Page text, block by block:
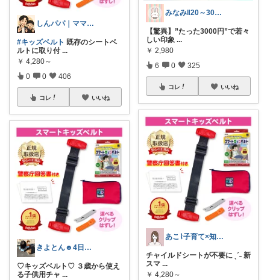
しんパパ｜ママ溺愛中
#キッズベルト 既存のシートベ
ルトに取り付 ...
￥ 4,280～
0 0 406
コレ いいね
きよとん☻4日感謝プロフに♡
♡キッズベルト♡ ３歳から使え
る子供用チャ ...
みなみ‖20～30代服｜コスメ｜小物
【驚異】”たった3000円”で若々
しい印象 ...
￥ 2,980
6 0 325
コレ いいね
あこ⌇子育て×知育 ◡̈ ♡
チャイルドシートが不要に ˎˊ˗ 新
スマ ...
￥ 4,280～